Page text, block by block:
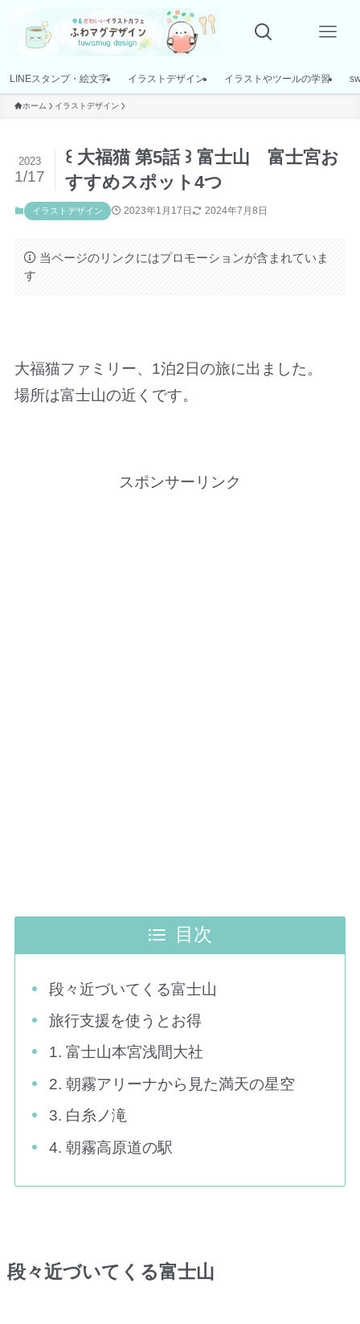
LINEスタンプ・絵文字 イラストデザイン イラストやツールの学習
ホーム イラストデザイン
꒰ 大福猫 第5話 ꒱ 富士山 富士宮お
すすめスポット4つ
2023
1/17
イラストデザイン 2023年1月17日 2024年7月8日
当ページのリンクにはプロモーションが含まれていま
す
大福猫ファミリー、1泊2日の旅に出ました。
場所は富士山の近くです。
スポンサーリンク
目次
段々近づいてくる富士山
旅行支援を使うとお得
1. 富士山本宮浅間大社
2. 朝霧アリーナから見た満天の星空
3. 白糸ノ滝
4. 朝霧高原道の駅
段々近づいてくる富士山